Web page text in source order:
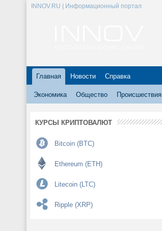
INNOV.RU | Информационный портал
Главная Новости Справка
Экономика Общество Происшествия
КУРСЫ КРИПТОВАЛЮТ
Bitcoin (BTC)
Ethereum (ETH)
Litecoin (LTC)
Ripple (XRP)